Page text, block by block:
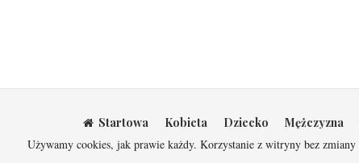
Startowa Kobieta Dziecko Mężczyzna
Używamy cookies, jak prawie każdy. Korzystanie z witryny bez zmiany